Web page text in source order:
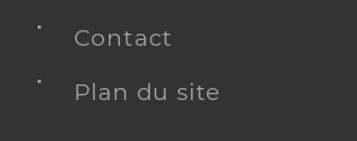
Contact
Plan du site